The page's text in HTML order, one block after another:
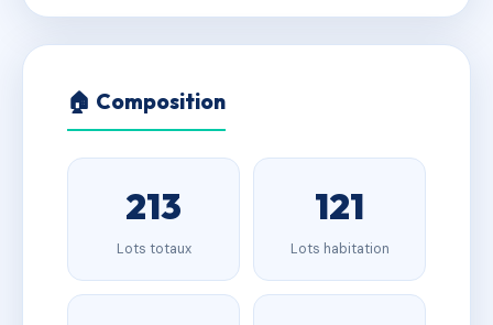
🏠 Composition
213
Lots totaux
121
Lots habitation